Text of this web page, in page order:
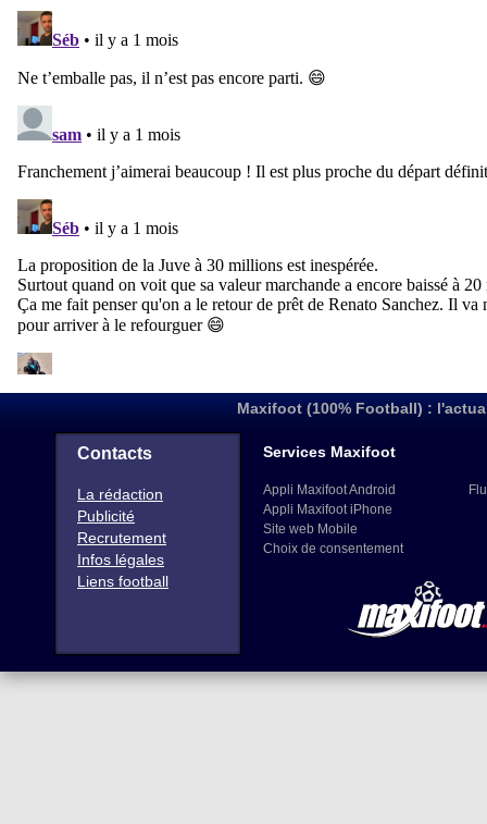
Maxifoot (100% Football) :
Contacts
La rédaction
Publicité
Recrutement
Infos légales
Liens football
Services Maxifoot
Appli Maxifoot Android
Appli Maxifoot iPhone
Site web Mobile
Choix de consentement